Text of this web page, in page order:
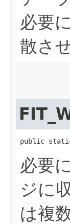
必要
散さ
public
必要
ジに
は複